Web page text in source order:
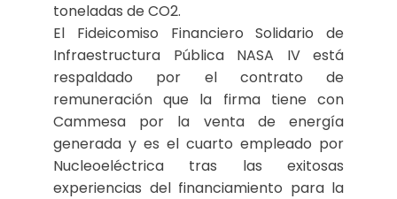
toneladas de CO2.
El Fideicomiso Financiero Solidario de
Infraestructura Pública NASA IV está
respaldado por el contrato de
remuneración que la firma tiene con
Cammesa por la venta de energía
generada y es el cuarto empleado por
Nucleoeléctrica tras las exitosas
experiencias del financiamiento para la